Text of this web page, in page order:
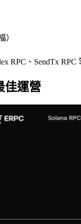
）
RPC、SendTx RPC
佳運營